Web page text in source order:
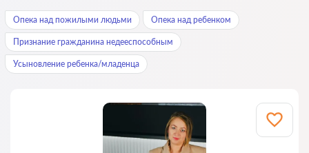
Опека над пожилыми людьми Опека над ребенком
Признание гражданина недееспособным
Усыновление ребенка/младенца